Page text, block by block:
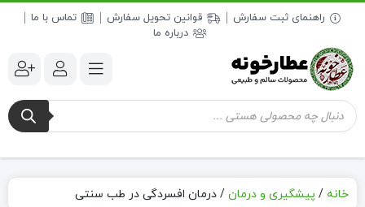
راهنمای ثبت سفارش قوانین تحویل سفارش
تماس با ما
درباره ما
جستجوی
محصولات
خانه / پیشگیری و درمان / درمان افسردگی در طب سنتی